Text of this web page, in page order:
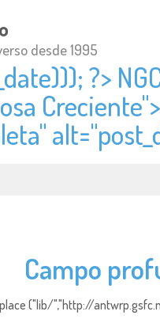
desde 1995
?>
Creciente">
alt="
Campo
("lib/","http://